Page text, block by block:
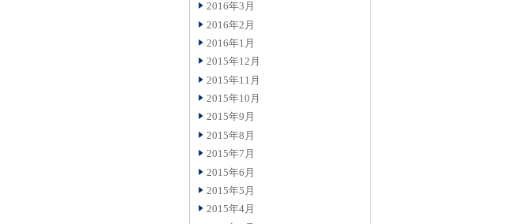
2016年3月
2016年2月
2016年1月
2015年12月
2015年11月
2015年10月
2015年9月
2015年8月
2015年7月
2015年6月
2015年5月
2015年4月